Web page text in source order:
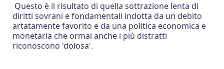
Questo è il risultato di quella sottrazione lenta di
diritti sovrani e fondamentali indotta da un debito
artatamente favorito e da una politica economica e
monetaria che ormai anche i più distratti
riconoscono 'dolosa'.